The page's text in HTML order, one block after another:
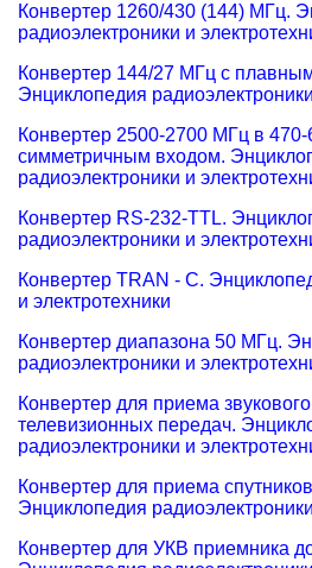
Конвертер 1260/430 (144) МГц.
радиоэлектроники и
Конвертер 144/27 МГц с
Энциклопедия
Конвертер 2500-2700 МГц в
симметричным входом.
радиоэлектроники и
Конвертер RS-232-TTL.
радиоэлектроники и
Конвертер TRAN - C.
и электротехники
Конвертер диапазона 50 МГц.
радиоэлектроники и
Конвертер для приема
телевизионных передач.
радиоэлектроники и
Конвертер для приема
Энциклопедия
Конвертер для УКВ приемника